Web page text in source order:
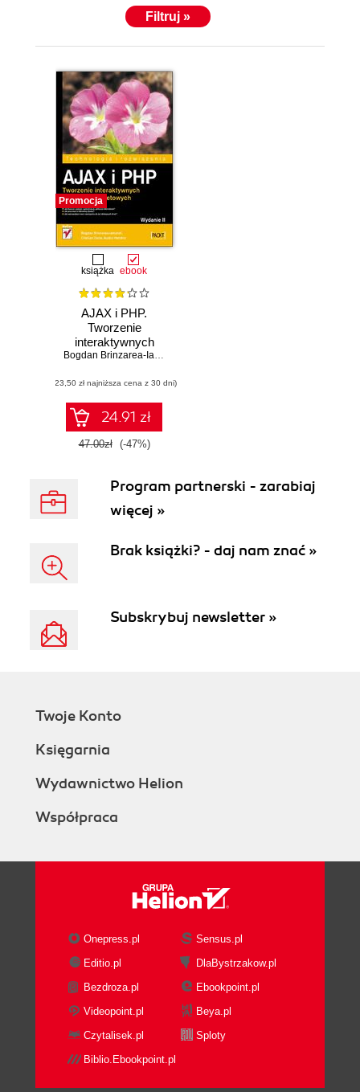
Filtruj »
Promocja
książka ebook
AJAX i PHP.
Tworzenie
interaktywnych
aplikacji
Wydanie II
Bogdan Brinzarea-Iamandi
(23,50 zł najniższa cena z 30 dni)
24.91 zł
47.00zł (-47%)
Program partnerski - zarabiaj
więcej »
Brak książki? - daj nam znać »
Subskrybuj newsletter »
Twoje Konto
Księgarnia
Wydawnictwo Helion
Współpraca
Onepress.pl
Sensus.pl
Editio.pl
DlaBystrzakow.pl
Bezdroza.pl
Ebookpoint.pl
Videopoint.pl
Beya.pl
Czytalisek.pl
Sploty
Biblio.Ebookpoint.pl